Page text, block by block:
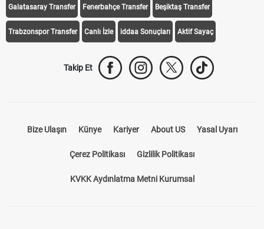
Galatasaray Transfer Fenerbahçe Transfer Beşiktaş Transfer
Trabzonspor Transfer Canlı İzle iddaa Sonuçları Aktif Sayaç
Takip Et
Bize Ulaşın Künye Kariyer About US Yasal Uyarı
Çerez Politikası Gizlilik Politikası
KVKK Aydınlatma Metni Kurumsal